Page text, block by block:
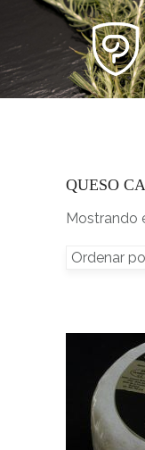
QUESO
Mostrando